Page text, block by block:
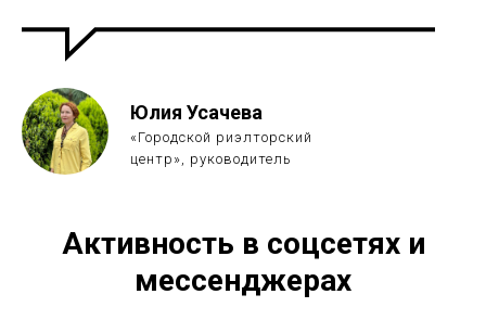
Юлия Усачева
«Городской риэлторский
центр», руководитель
Активность в соцсетях и
мессенджерах